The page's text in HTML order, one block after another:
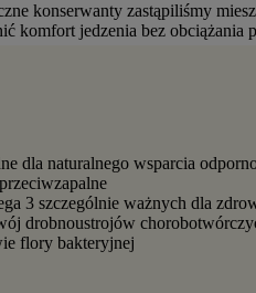
konserwanty zastąpiliśmy
komfort jedzenia bez obciążania
dla naturalnego wsparcia
3 szczególnie ważnych dla
drobnoustrojów
flory bakteryjnej